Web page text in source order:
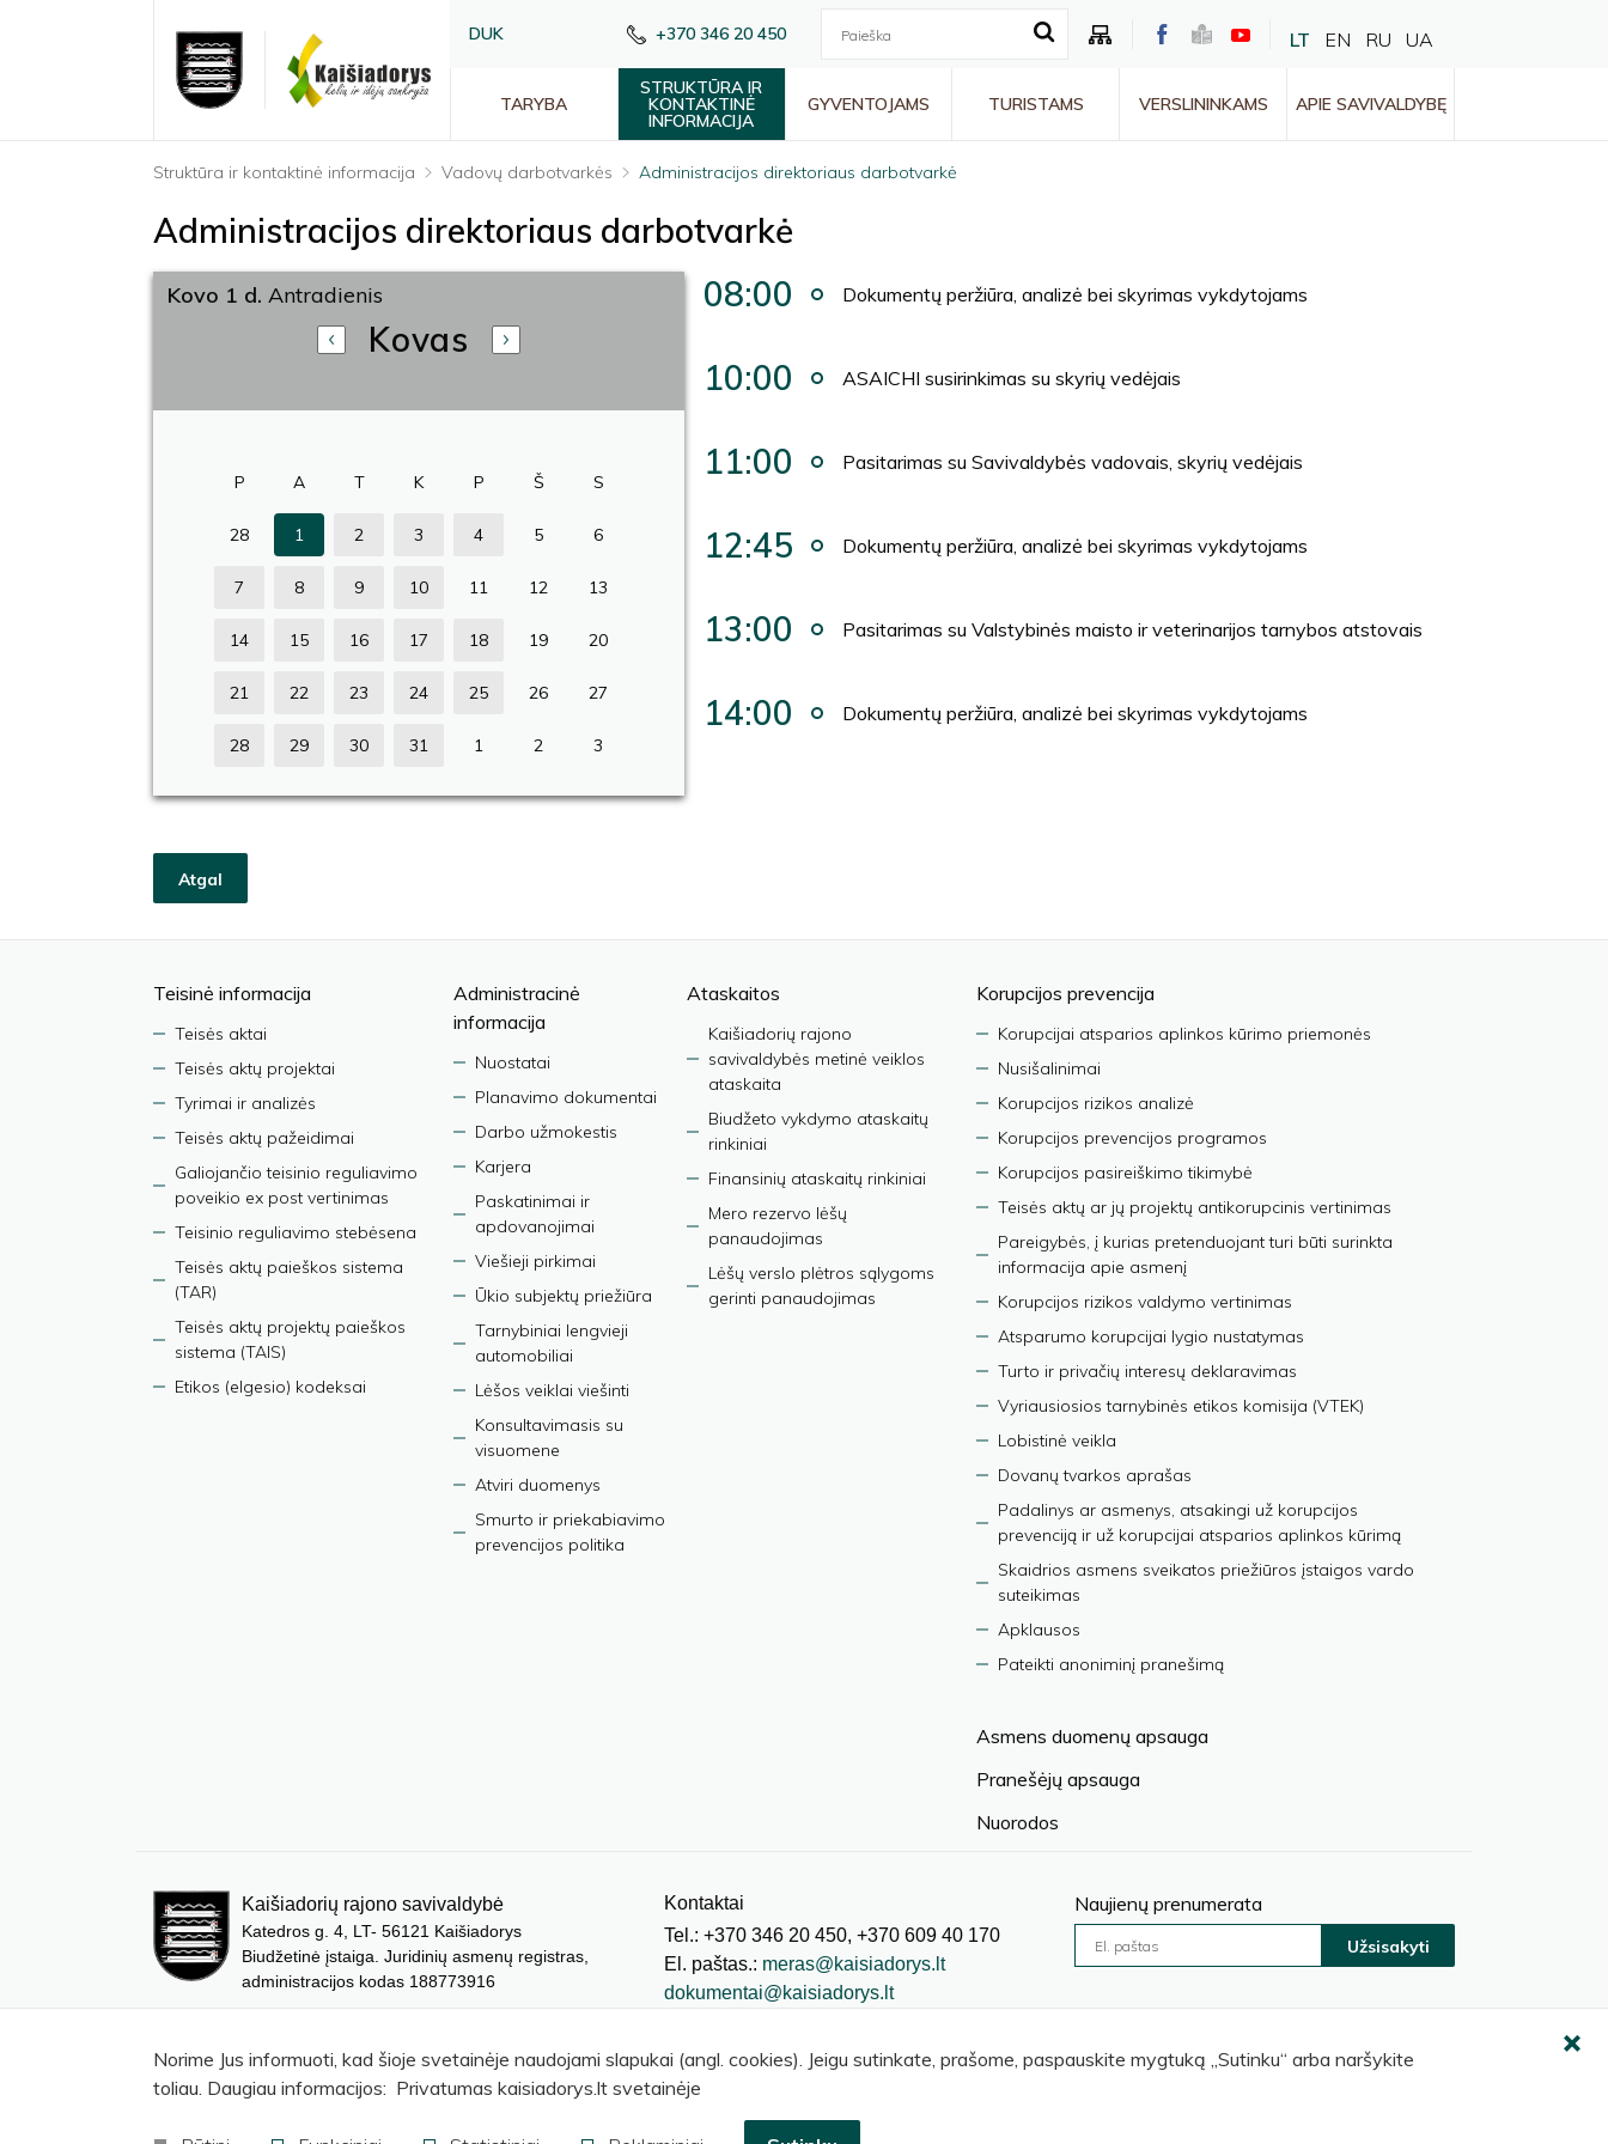
DUK +370 346 20 450 LT EN RU UA
TARYBA
STRUKTŪRA IR
KONTAKTINĖ
INFORMACIJA
GYVENTOJAMS TURISTAMS VERSLININKAMS APIE SAVIVALDYBĘ
Struktūra ir kontaktinė informacija Vadovų darbotvarkės Administracijos direktoriaus darbotvarkė
Administracijos direktoriaus darbotvarkė
Kovo 1 d. Antradienis
Kovas
P A T K P Š S
28 1 2 3 4 5 6
7 8 9 10 11 12 13
14 15 16 17 18 19 20
21 22 23 24 25 26 27
28 29 30 31 1 2 3
08:00 Dokumentų peržiūra, analizė bei skyrimas vykdytojams
10:00 ASAICHI susirinkimas su skyrių vedėjais
11:00 Pasitarimas su Savivaldybės vadovais, skyrių vedėjais
12:45 Dokumentų peržiūra, analizė bei skyrimas vykdytojams
13:00 Pasitarimas su Valstybinės maisto ir veterinarijos tarnybos atstovais
14:00 Dokumentų peržiūra, analizė bei skyrimas vykdytojams
Atgal
Teisinė informacija
Teisės aktai
Teisės aktų projektai
Tyrimai ir analizės
Teisės aktų pažeidimai
Galiojančio teisinio reguliavimo
poveikio ex post vertinimas
Teisinio reguliavimo stebėsena
Teisės aktų paieškos sistema
(TAR)
Teisės aktų projektų paieškos
sistema (TAIS)
Etikos (elgesio) kodeksai
Administracinė
informacija
Nuostatai
Planavimo dokumentai
Darbo užmokestis
Karjera
Paskatinimai ir
apdovanojimai
Viešieji pirkimai
Ūkio subjektų priežiūra
Tarnybiniai lengvieji
automobiliai
Lėšos veiklai viešinti
Konsultavimasis su
visuomene
Atviri duomenys
Smurto ir priekabiavimo
prevencijos politika
Ataskaitos
Kaišiadorių rajono
savivaldybės metinė veiklos
ataskaita
Biudžeto vykdymo ataskaitų
rinkiniai
Finansinių ataskaitų rinkiniai
Mero rezervo lėšų
panaudojimas
Lėšų verslo plėtros sąlygoms
gerinti panaudojimas
Korupcijos prevencija
Korupcijai atsparios aplinkos kūrimo priemonės
Nusišalinimai
Korupcijos rizikos analizė
Korupcijos prevencijos programos
Korupcijos pasireiškimo tikimybė
Teisės aktų ar jų projektų antikorupcinis vertinimas
Pareigybės, į kurias pretenduojant turi būti surinkta
informacija apie asmenį
Korupcijos rizikos valdymo vertinimas
Atsparumo korupcijai lygio nustatymas
Turto ir privačių interesų deklaravimas
Vyriausiosios tarnybinės etikos komisija (VTEK)
Lobistinė veikla
Dovanų tvarkos aprašas
Padalinys ar asmenys, atsakingi už korupcijos
prevenciją ir už korupcijai atsparios aplinkos kūrimą
Skaidrios asmens sveikatos priežiūros įstaigos vardo
suteikimas
Apklausos
Pateikti anoniminį pranešimą
Asmens duomenų apsauga
Pranešėjų apsauga
Nuorodos
Kaišiadorių rajono savivaldybė
Katedros g. 4, LT- 56121 Kaišiadorys
Biudžetinė įstaiga. Juridinių asmenų registras,
administracijos kodas 188773916
Kontaktai
Tel.: +370 346 20 450, +370 609 40 170
El. paštas.: meras@kaisiadorys.lt
dokumentai@kaisiadorys.lt
Naujienų prenumerata
Užsisakyti
© 2026 Kaišiadorių rajono savivaldybė
Norime Jus informuoti, kad šioje svetainėje naudojami slapukai (angl. cookies). Jeigu sutinkate, prašome, paspauskite mygtuką „Sutinku“ arba naršykite
toliau. Daugiau informacijos: Privatumas kaisiadorys.lt svetainėje